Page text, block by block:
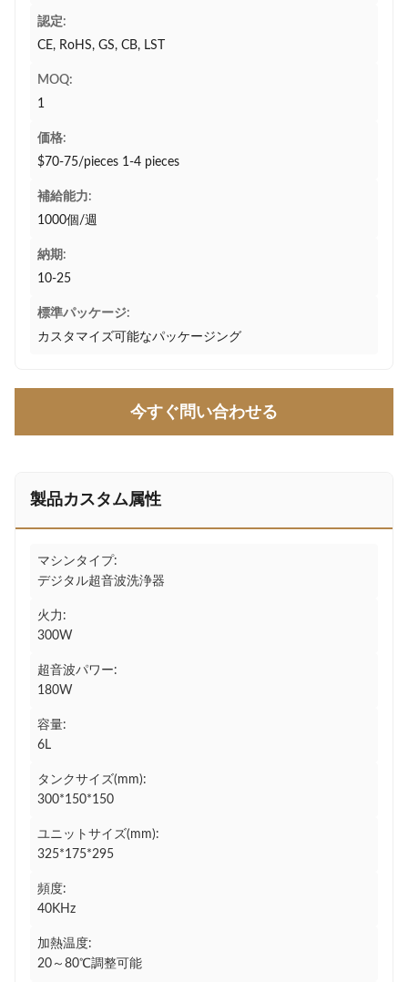
認定:
CE, RoHS, GS, CB, LST
MOQ:
1
価格:
$70-75/pieces 1-4 pieces
補給能力:
1000個/週
納期:
10-25
標準パッケージ:
カスタマイズ可能なパッケージング
今すぐ問い合わせる
製品カスタム属性
マシンタイプ:
デジタル超音波洗浄器
火力:
300W
超音波パワー:
180W
容量:
6L
タンクサイズ(mm):
300*150*150
ユニットサイズ(mm):
325*175*295
頻度:
40KHz
加熱温度:
20～80℃調整可能